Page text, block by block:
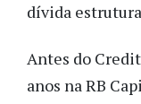
dívida
Antes do
anos na RB